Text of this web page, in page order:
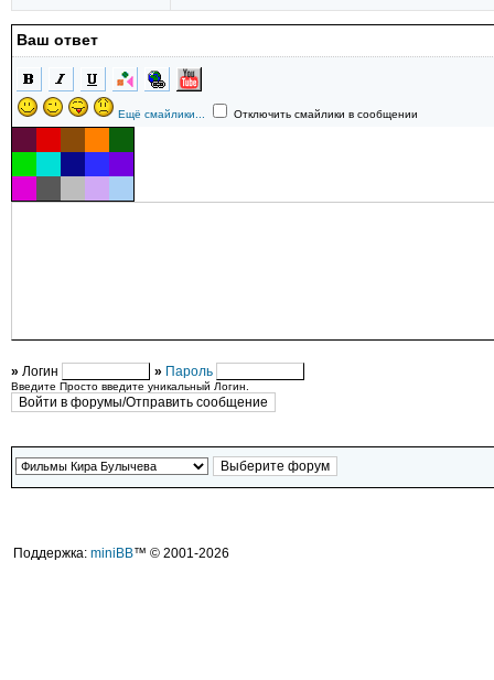
Ваш ответ
Ещё смайлики... Отключить смайлики в сообщении
» Логин » Пароль
Введите Просто введите уникальный Логин.
Поддержка: miniBB™ © 2001-2026